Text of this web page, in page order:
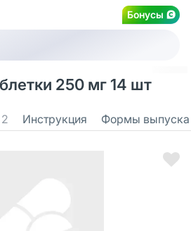
Бонусы
250 мг 14 шт
2 Инструкция Формы выпуска